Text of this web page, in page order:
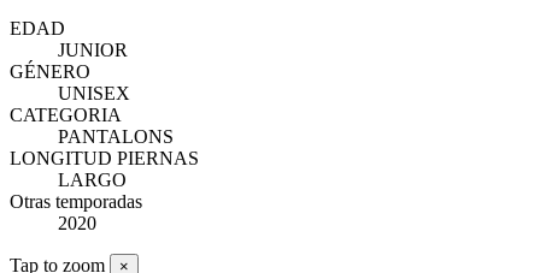
EDAD
JUNIOR
GÉNERO
UNISEX
CATEGORIA
PANTALONS
LONGITUD PIERNAS
LARGO
Otras temporadas
2020
Tap to zoom ×